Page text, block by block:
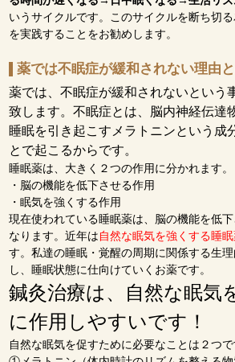
いうサイクルです。このサイクルを断ち切
を実践することをお勧めします。
薬では不眠症が緩和されない理由
薬では、不眠症が緩和されないという
致します。不眠症とは、脳内神経伝達
睡眠を引き起こすメラトニンという成
とで起こるからです。
睡眠薬は、大きく２つの作用に分かれます。
・脳の機能を低下させる作用
・眠気を強くする作用
現在使われている睡眠薬は、 脳の機能を低
なります。近年は自然な眠気を強くする睡
す。私達の睡眠・覚醒の周期に関係する生
し、睡眠状態に仕向けていくお薬です。
鍼灸治療は、
自然な眠気
に作用しやすいです！
自然な眠気を促すために必要なことは２つで